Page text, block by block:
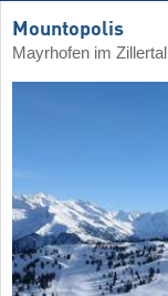
Mountopolis
Mayrhofen im Zillertal